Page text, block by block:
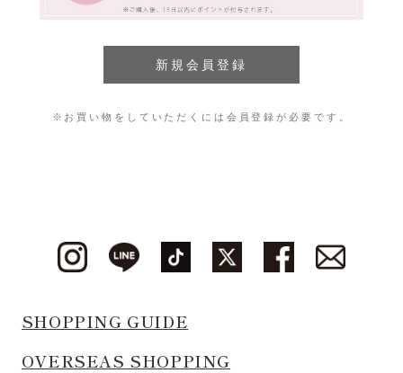
※お買い物をしていただくには会員登録が必要です。
SHOPPING GUIDE
OVERSEAS SHOPPING